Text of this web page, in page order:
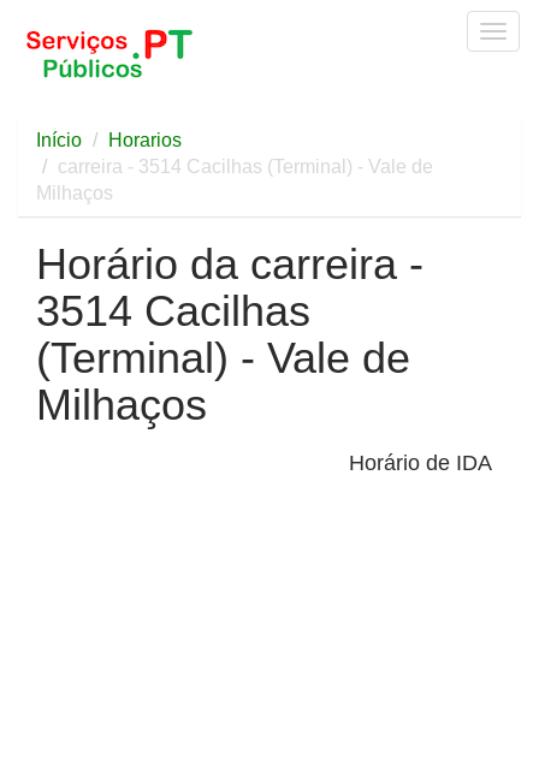
Início
Horarios
carreira - 3514 Cacilhas (Terminal) - Vale de
Milhaços
Horário da carreira -
3514 Cacilhas
(Terminal) - Vale de
Milhaços
Horário de IDA